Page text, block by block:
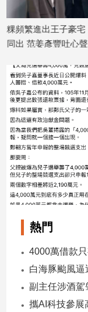
生
活
建
築/
室
內
設
計
旅
遊/
美
食
星
座/
費
健
康/
！判賠百萬仍同
聲
熱門